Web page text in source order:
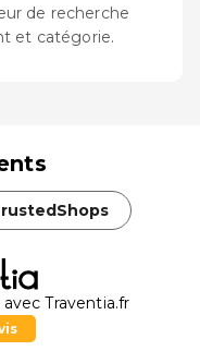
de recherche
et catégorie.
Traventia.fr